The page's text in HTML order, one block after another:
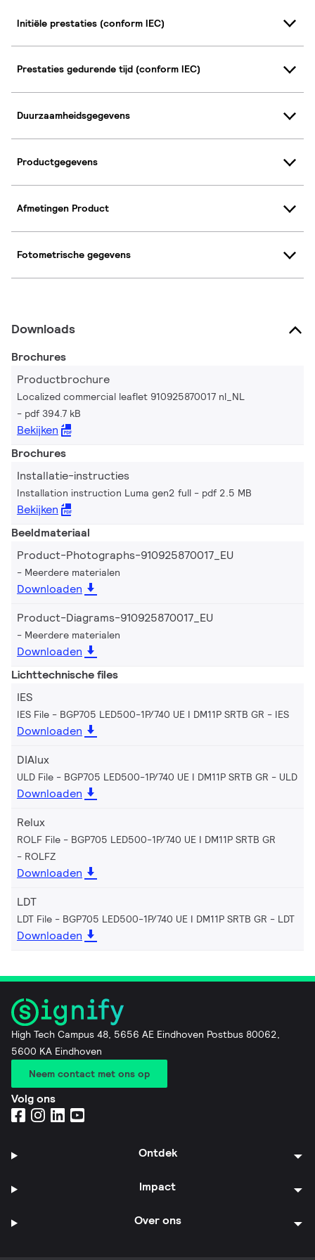
Initiële prestaties (conform IEC)
Prestaties gedurende tijd (conform IEC)
Duurzaamheidsgegevens
Productgegevens
Afmetingen Product
Fotometrische gegevens
Downloads
Brochures
Productbrochure
Localized commercial leaflet 910925870017 nl_NL
pdf 394.7 kB
Bekijken
Brochures
Installatie-instructies
Installation instruction Luma gen2 full pdf 2.5 MB
Bekijken
Beeldmateriaal
Product-Photographs-910925870017_EU
Meerdere materialen
Downloaden
Product-Diagrams-910925870017_EU
Meerdere materialen
Downloaden
Lichttechnische files
IES
IES File - BGP705 LED500-1P/740 UE I DM11P SRTB GR IES
Downloaden
DIAlux
ULD File - BGP705 LED500-1P/740 UE I DM11P SRTB GR ULD
Downloaden
Relux
ROLF File - BGP705 LED500-1P/740 UE I DM11P SRTB GR
ROLFZ
Downloaden
LDT
LDT File - BGP705 LED500-1P/740 UE I DM11P SRTB GR LDT
Downloaden
High Tech Campus 48, 5656 AE Eindhoven Postbus 80062,
5600 KA Eindhoven
Neem contact met ons op
Volg ons
Ontdek
Impact
Over ons